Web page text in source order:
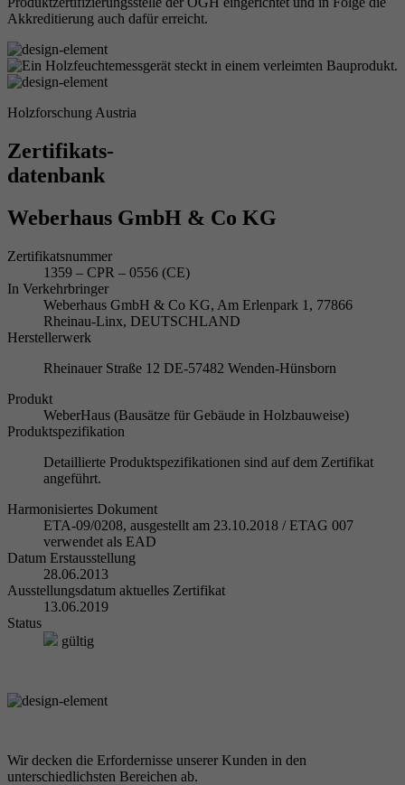
Akkreditierung auch dafür erreicht.
Holzforschung Austria
Zertifikats-
datenbank
Weberhaus GmbH & Co KG
Zertifikatsnummer
1359 – CPR – 0556 (CE)
In Verkehrbringer
Weberhaus GmbH & Co KG, Am Erlenpark 1, 77866
Rheinau-Linx, DEUTSCHLAND
Herstellerwerk
Rheinauer Straße 12 DE-57482 Wenden-Hünsborn
Produkt
WeberHaus (Bausätze für Gebäude in Holzbauweise)
Produktspezifikation
Detaillierte Produktspezifikationen sind auf dem Zertifikat
angeführt.
Harmonisiertes Dokument
ETA-09/0208, ausgestellt am 23.10.2018 / ETAG 007
verwendet als EAD
Datum Erstausstellung
28.06.2013
Ausstellungsdatum aktuelles Zertifikat
13.06.2019
Status
gültig
Wir decken die Erfordernisse unserer Kunden in den
unterschiedlichsten Bereichen ab.